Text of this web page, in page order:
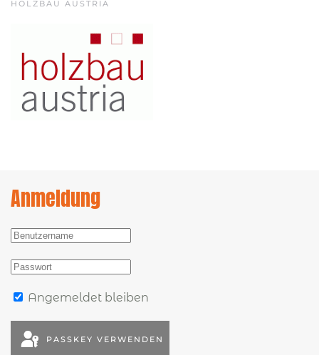
HOLZBAU AUSTRIA
Anmeldung
Angemeldet bleiben
PASSKEY VERWENDEN